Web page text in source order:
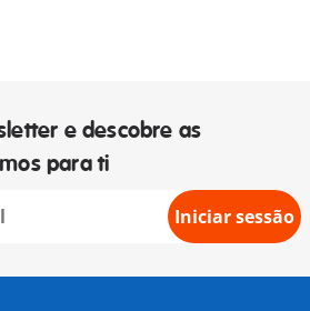
e descobre as
para ti
Iniciar sessão